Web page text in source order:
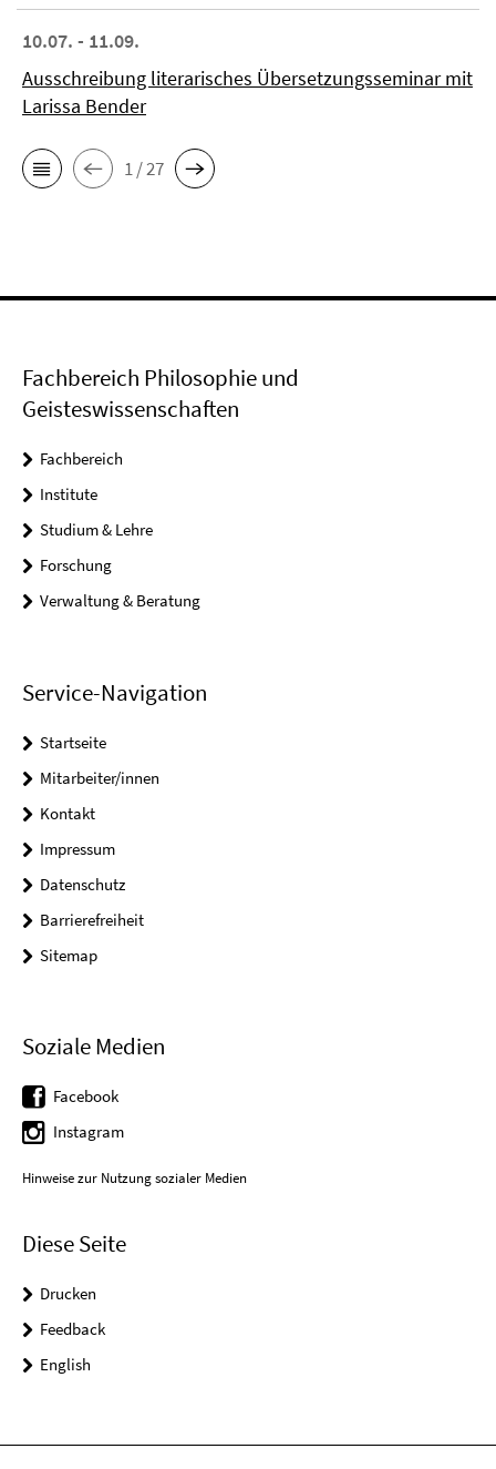
10.07. - 11.09.
Ausschreibung literarisches Übersetzungsseminar mit
Larissa Bender
1 / 27
Fachbereich Philosophie und
Geisteswissenschaften
Fachbereich
Institute
Studium & Lehre
Forschung
Verwaltung & Beratung
Service-Navigation
Startseite
Mitarbeiter/innen
Kontakt
Impressum
Datenschutz
Barrierefreiheit
Sitemap
Soziale Medien
Facebook
Instagram
Hinweise zur Nutzung sozialer Medien
Diese Seite
Drucken
Feedback
English